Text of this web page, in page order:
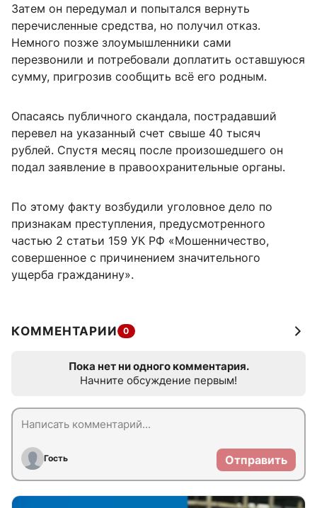
Затем он передумал и попытался вернуть
перечисленные средства, но получил отказ.
Немного позже злоумышленники сами
перезвонили и потребовали доплатить оставшуюся
сумму, пригрозив сообщить всё его родным.
Опасаясь публичного скандала, пострадавший
перевел на указанный счет свыше 40 тысяч
рублей. Спустя месяц после произошедшего он
подал заявление в правоохранительные органы.
По этому факту возбудили уголовное дело по
признакам преступления, предусмотренного
частью 2 статьи 159 УК РФ «Мошенничество,
совершенное с причинением значительного
ущерба гражданину».
КОММЕНТАРИИ 0
Пока нет ни одного комментария.
Начните обсуждение первым!
Гость Отправить